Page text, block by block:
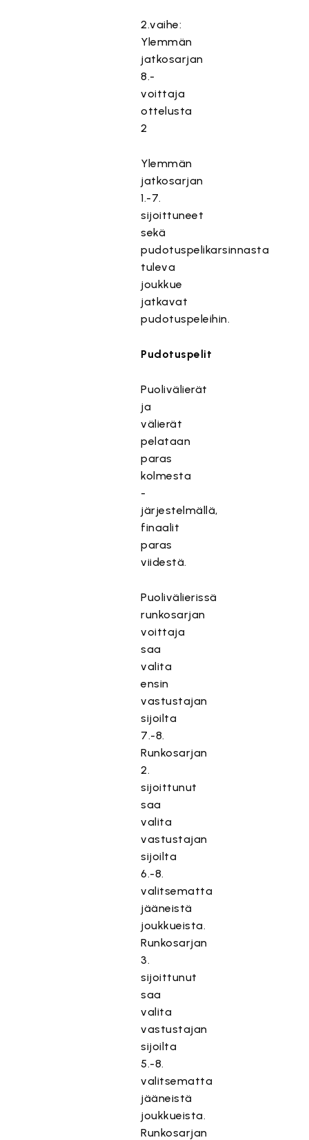
2.vaihe:
Ylemmän
jatkosarjan
8.-
voittaja
ottelusta
2
Ylemmän
jatkosarjan
1.-7.
sijoittuneet
sekä
pudotuspelikarsinnasta
tuleva
joukkue
jatkavat
pudotuspeleihin.
Pudotuspelit
Puolivälierät
ja
välierät
pelataan
paras
kolmesta
-
järjestelmällä,
finaalit
paras
viidestä.
Puolivälierissä
runkosarjan
voittaja
saa
valita
ensin
vastustajan
sijoilta
7.-8.
Runkosarjan
2.
sijoittunut
saa
valita
vastustajan
sijoilta
6.-8.
valitsematta
jääneistä
joukkueista.
Runkosarjan
3.
sijoittunut
saa
valita
vastustajan
sijoilta
5.-8.
valitsematta
jääneistä
joukkueista.
Runkosarjan